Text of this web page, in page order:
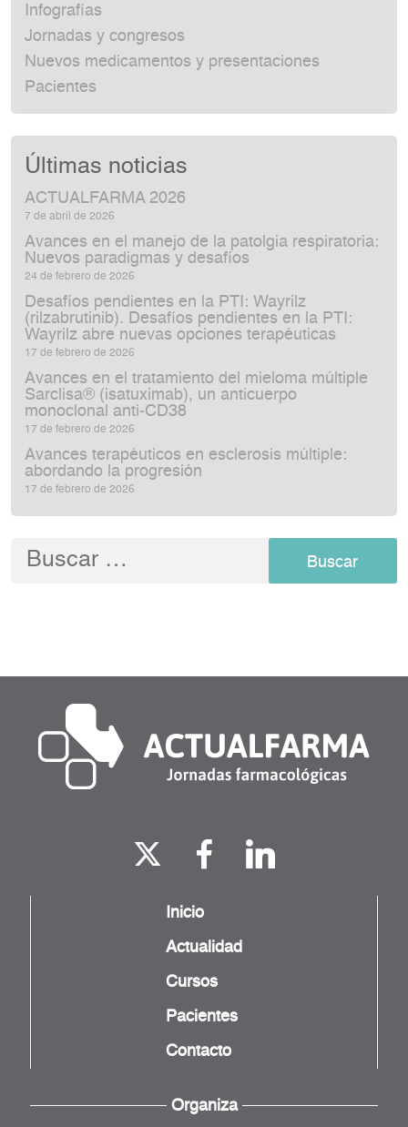
Infografías
Jornadas y congresos
Nuevos medicamentos y presentaciones
Pacientes
Últimas noticias
ACTUALFARMA 2026
7 de abril de 2026
Avances en el manejo de la patolgia respiratoria:
Nuevos paradigmas y desafíos
24 de febrero de 2026
Desafíos pendientes en la PTI: Wayrilz
(rilzabrutinib). Desafíos pendientes en la PTI:
Wayrilz abre nuevas opciones terapéuticas
17 de febrero de 2026
Avances en el tratamiento del mieloma múltiple
Sarclisa® (isatuximab), un anticuerpo
monoclonal anti‑CD38
17 de febrero de 2026
Avances terapéuticos en esclerosis múltiple:
abordando la progresión
17 de febrero de 2026
Buscar:
Inicio
Actualidad
Cursos
Pacientes
Contacto
Organiza